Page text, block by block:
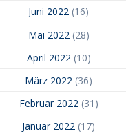
Juni 2022 (16)
Mai 2022 (28)
April 2022 (10)
März 2022 (36)
Februar 2022(31)
Januar 2022 (17)